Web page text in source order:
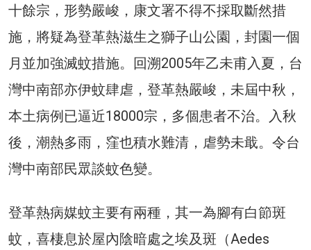
十餘宗，形勢嚴峻，康文署不得不採取斷然措
施，將疑為登革熱滋生之獅子山公園，封園一個
月並加強滅蚊措施。回溯2005年乙未甫入夏，台
灣中南部亦伊蚊肆虐，登革熱嚴峻，未屆中秋，
本土病例已逼近18000宗，多個患者不治。入秋
後，潮熱多雨，窪也積水難清，虐勢未戢。令台
灣中南部民眾談蚊色變。
登革熱病媒蚊主要有兩種，其一為腳有白節斑
蚊，喜棲息於屋內陰暗處之埃及斑（Aedes